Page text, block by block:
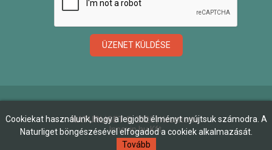
ÜZENET KÜLDÉSE
NATURLIGET©2026| Készítette:
Innovip.hu Kft.
Cookiekat használunk, hogy a legjobb élményt nyújtsuk számodra. A
Naturliget böngészésével elfogadod a cookiek alkalmazását.
Tovább